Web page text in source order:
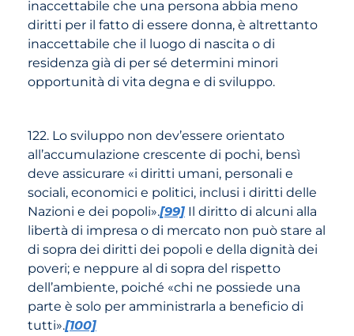
inaccettabile che una persona abbia meno
diritti per il fatto di essere donna, è altrettanto
inaccettabile che il luogo di nascita o di
residenza già di per sé determini minori
opportunità di vita degna e di sviluppo.
122. Lo sviluppo non dev’essere orientato
all’accumulazione crescente di pochi, bensì
deve assicurare «i diritti umani, personali e
sociali, economici e politici, inclusi i diritti delle
Nazioni e dei popoli».[99] Il diritto di alcuni alla
libertà di impresa o di mercato non può stare al
di sopra dei diritti dei popoli e della dignità dei
poveri; e neppure al di sopra del rispetto
dell’ambiente, poiché «chi ne possiede una
parte è solo per amministrarla a beneficio di
tutti».[100]